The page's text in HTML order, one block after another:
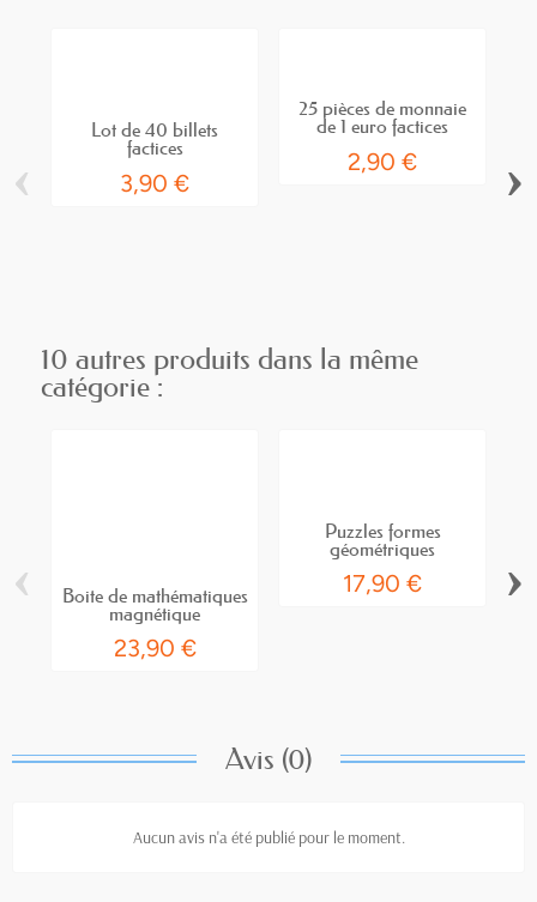
Lot de 40 billets
factices
3,90 €
25 pièces de monnaie
de 1 euro factices
2,90 €
‹ ›
10 autres produits dans la même
catégorie :
Boite de mathématiques
magnétique
23,90 €
Puzzles formes
géométriques
17,90 €
‹ ›
Avis (0)
Aucun avis n'a été publié pour le moment.